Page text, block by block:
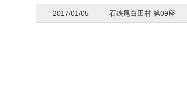
2017/01/05 石硤尾白田村 第09座